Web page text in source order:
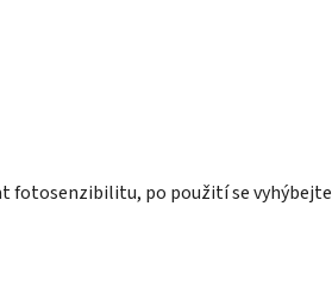
fotosenzibilitu, po použití se vyhýbejte